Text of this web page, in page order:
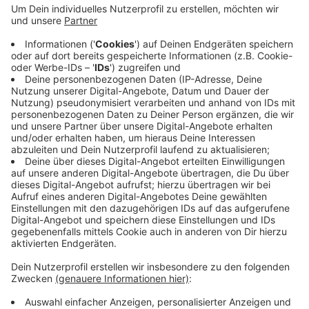
Dazu zählen unter anderem Vorhaben aus den
Bereichen Jugend- und Altenhilfe, Kultur, Sport,
Umwelt- und Naturschutz oder das ehrenamtliche
Engagement. Vereine und Initiativen können sich ab
sofort um Fördergeld bewerben. Künftig gibt es
jährlich jeweils Ende März Geld aus den Windpark-
Erträgen geben, das in Projekte von Vereinen und
Initiativen fließen soll. Bewerbungen sind bis Mitte
August möglich. Infos dazu gibt esHIER.
Anzeige